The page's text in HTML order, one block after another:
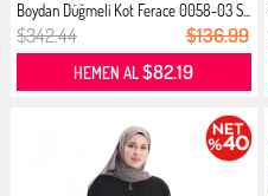
Boydan Düğmeli Kot Ferace 0058-03 S...
$342.44 $136.99
HEMEN AL$82.19